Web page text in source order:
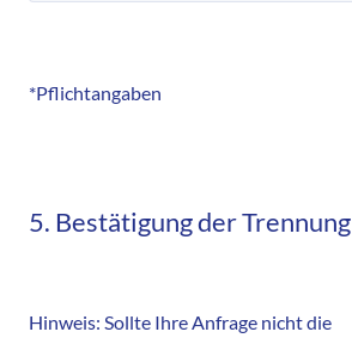
*Pflichtangaben
5. Bestätigung der Trennung
Hinweis: Sollte Ihre Anfrage nicht die